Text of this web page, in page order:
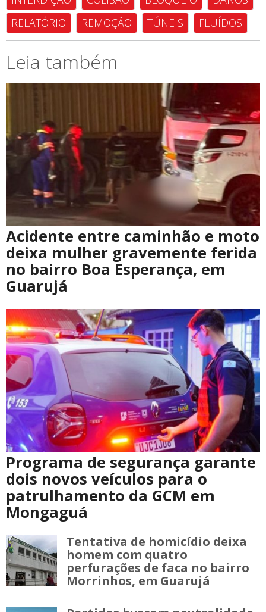
RELATÓRIO
REMOÇÃO TÚNEIS FLUÍDOS
Leia também
Acidente entre caminhão e moto
deixa mulher gravemente ferida
no bairro Boa Esperança, em
Guarujá
Programa de segurança garante
dois novos veículos para o
patrulhamento da GCM em
Mongaguá
Tentativa de homicídio deixa
homem com quatro
perfurações de faca no bairro
Morrinhos, em Guarujá